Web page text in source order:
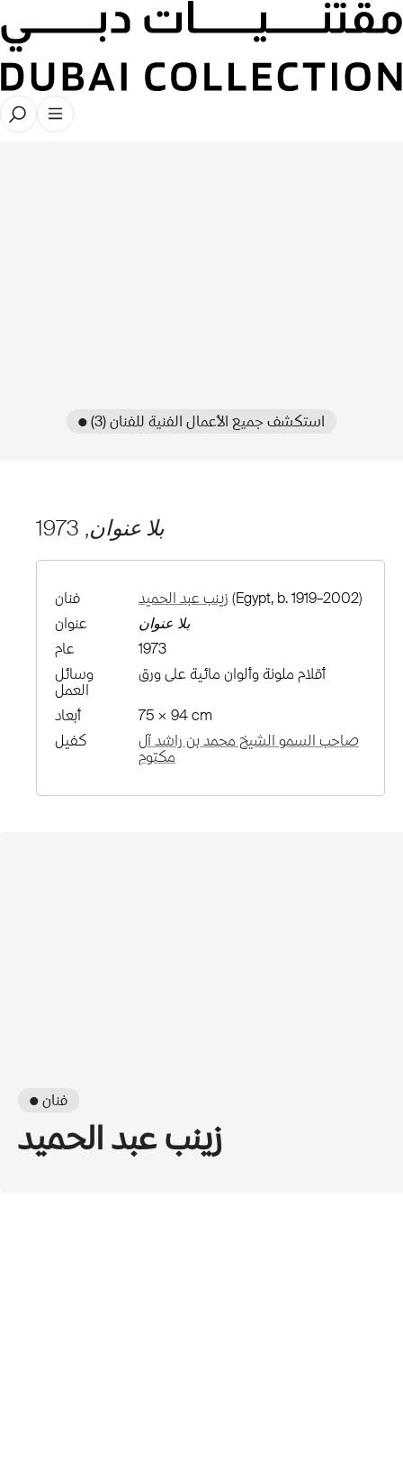
● استكشف جميع الأعمال الفنية للفنان (3)
بلا عنوان, 1973
فنان زينب عبد الحميد (Egypt, b. 1919–2002)
عنوان
بلا عنوان
عام
1973
وسائل
العمل
أقلام ملونة وألوان مائية على ورق
أبعاد
75 × 94 cm
كفيل
صاحب السمو الشيخ محمد بن راشد آل
مكتوم
● فنان
زينب عبد الحميد